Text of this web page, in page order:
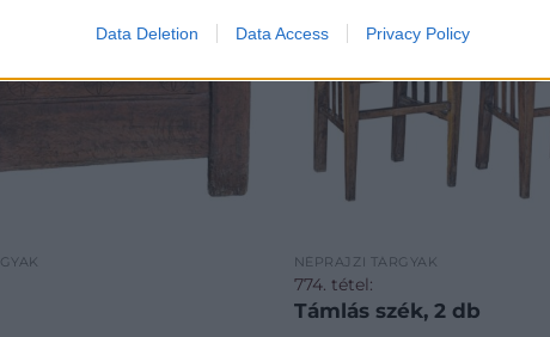
Data Deletion Data Access Privacy Policy
NÉPRAJZI TÁRGYAK
774. tétel:
Támlás szék, 2 db